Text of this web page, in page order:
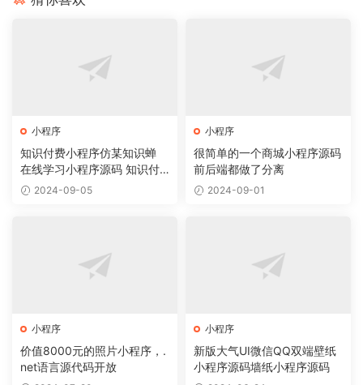
小程序
知识付费小程序仿某知识蝉
在线学习小程序源码 知识付
费系统2024-09-05
小程序
很简单的一个商城小程序源码
前后端都做了分离
2024-09-01
小程序
价值8000元的照片小程序，.
net语言源代码开放
小程序
新版大气UI微信QQ双端壁纸
小程序源码墙纸小程序源码